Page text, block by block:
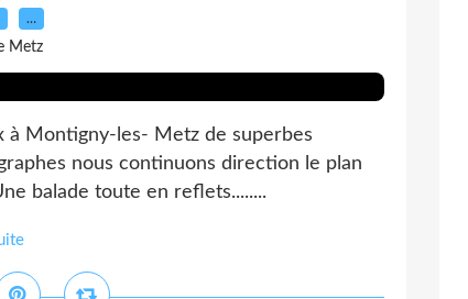
…
Metz
à Montigny-les- Metz de superbes
nous continuons direction le plan
balade toute en reflets........